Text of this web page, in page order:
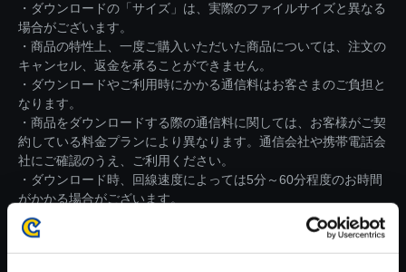
・ダウンロードの「サイズ」は、実際のファイルサイズと異なる
場合がございます。
・商品の特性上、一度ご購入いただいた商品については、注文の
キャンセル、返金を承ることができません。
・ダウンロードやご利用時にかかる通信料はお客さまのご負担と
なります。
・商品をダウンロードする際の通信料に関しては、お客様がご契
約している料金プランにより異なります。通信会社や携帯電話会
社にご確認のうえ、ご利用ください。
・ダウンロード時、回線速度によっては5分～60分程度のお時間
がかかる場合がございます。
※ご購入いただいたファイルのダウンロードの際には、通信環境
が安定しているWifi環境でお試しください。